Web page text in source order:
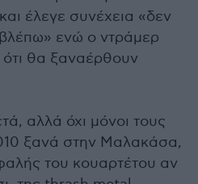
έλεγε συνέχεια «δεν
ενώ ο ντράμερ
θα ξαναέρθουν
αλλά όχι μόνοι τους
ξανά στην Μαλακάσα,
του κουαρτέτου αν